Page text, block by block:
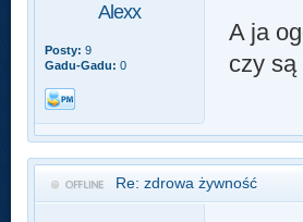
Alexx
Posty: 9
Gadu-Gadu: 0
A ja
czy
Re: zdrowa żywność